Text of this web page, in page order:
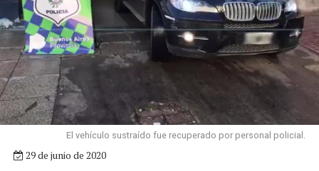
El vehículo sustraído fue recuperado por personal policial.
29 de junio de 2020